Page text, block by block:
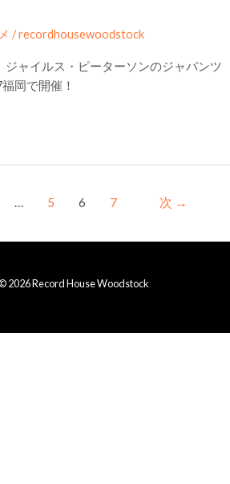
/recordhousewoodstock
ジャイルス・ピーターソンのジャパンツ
岡で開催！
5 6 7 次 →
2026 Record House Woodstock